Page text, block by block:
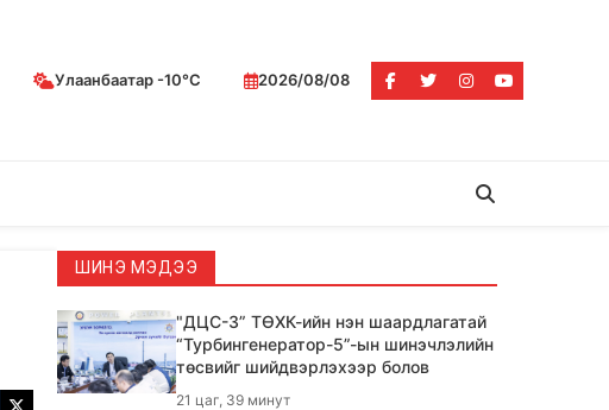
Улаанбаатар -10°C 2026/08/08
ШИНЭ МЭДЭЭ
"ДЦС-3” ТӨХК-ийн нэн шаардлагатай
“Турбингенератор-5”-ын шинэчлэлийн
төсвийг шийдвэрлэхээр болов
21 цаг, 39 минут